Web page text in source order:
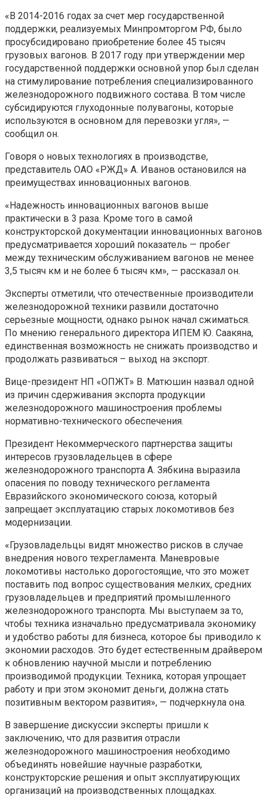
«В 2014-2016 годах за счет мер государственной
поддержки, реализуемых Минпромторгом РФ, было
просубсидировано приобретение более 45 тысяч
грузовых вагонов. В 2017 году при утверждении мер
государственной поддержки основной упор был сделан
на стимулирование потребления специализированного
железнодорожного подвижного состава. В том числе
субсидируются глуходонные полувагоны, которые
используются в основном для перевозки угля», —
сообщил он.
Говоря о новых технологиях в производстве,
представитель ОАО «РЖД» А. Иванов остановился на
преимуществах инновационных вагонов.
«Надежность инновационных вагонов выше
практически в 3 раза. Кроме того в самой
конструкторской документации инновационных вагонов
предусматривается хороший показатель — пробег
между техническим обслуживанием вагонов не менее
3,5 тысяч км и не более 6 тысяч км», — рассказал он.
Эксперты отметили, что отечественные производители
железнодорожной техники развили достаточно
серьезные мощности, однако рынок начал сжиматься.
По мнению генерального директора ИПЕМ Ю. Саакяна,
единственная возможность не снижать производство и
продолжать развиваться – выход на экспорт.
Вице-президент НП «ОПЖТ» В. Матюшин назвал одной
из причин сдерживания экспорта продукции
железнодорожного машиностроения проблемы
нормативно-технического обеспечения.
Президент Некоммерческого партнерства защиты
интересов грузовладельцев в сфере
железнодорожного транспорта А. Зябкина выразила
опасения по поводу технического регламента
Евразийского экономического союза, который
запрещает эксплуатацию старых локомотивов без
модернизации.
«Грузовладельцы видят множество рисков в случае
внедрения нового техрегламента. Маневровые
локомотивы настолько дорогостоящие, что это может
поставить под вопрос существования мелких, средних
грузовладельцев и предприятий промышленного
железнодорожного транспорта. Мы выступаем за то,
чтобы техника изначально предусматривала экономику
и удобство работы для бизнеса, которое бы приводило к
экономии расходов. Это будет естественным драйвером
к обновлению научной мысли и потреблению
производимой продукции. Техника, которая упрощает
работу и при этом экономит деньги, должна стать
позитивным вектором развития», — подчеркнула она.
В завершение дискуссии эксперты пришли к
заключению, что для развития отрасли
железнодорожного машиностроения необходимо
объединять новейшие научные разработки,
конструкторские решения и опыт эксплуатирующих
организаций на производственных площадках.